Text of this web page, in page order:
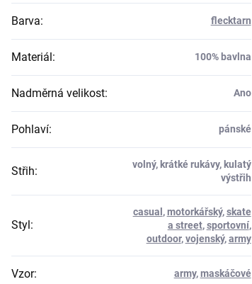
Barva: flecktarn
Materiál : 100% bavlna
Nadměrná velikost: Ano
Pohlaví: pánské
Střih:
volný, krátké rukávy, kulatý
výstřih
Styl :
casual ,motorkářský,skate
a street,sportovní,
outdoor,vojenský,army
Vzor: army,maskáčové